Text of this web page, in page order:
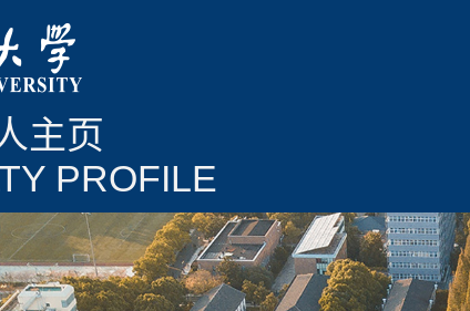
主页
PROFILE